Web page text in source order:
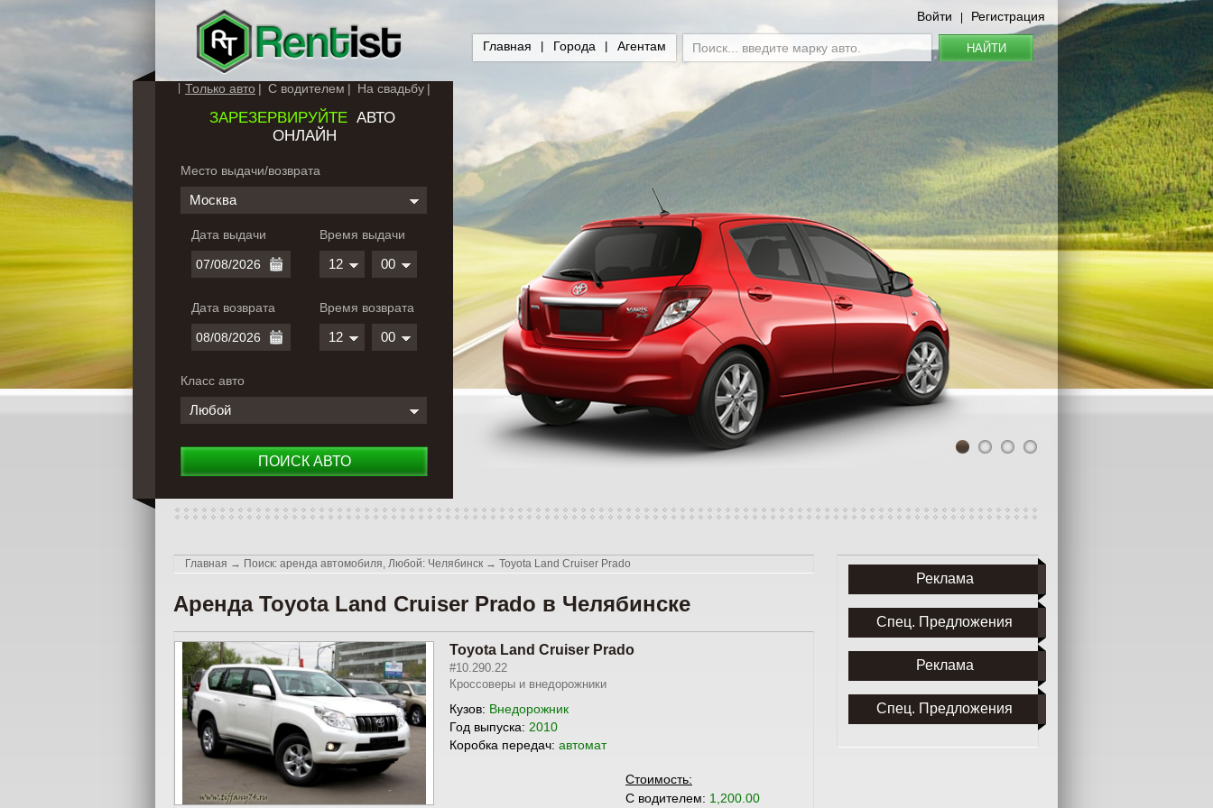
Войти Регистрация
Главная Города Агентам НАЙТИ
Только авто С водителем На свадьбу
ЗАРЕЗЕРВИРУЙТЕАВТО
ОНЛАЙН
Место выдачи/возврата
Москва
Дата выдачи
Дата возврата
Время выдачи
12 00
Время возврата
12 00
Класс авто
Любой
ПОИСК АВТО
1 2 3 4
Главная → Поиск: аренда автомобиля, Любой: Челябинск → Toyota Land Cruiser Prado
Аренда Toyota Land Cruiser Prado в Челябинске
Toyota Land Cruiser Prado
#10.290.22
Кроссоверы и внедорожники
Кузов: Внедорожник
Год выпуска: 2010
Коробка передач: автомат
Стоимость:
С водителем: 1,200.00
Реклама
Спец. Предложения
Реклама
Спец. Предложения